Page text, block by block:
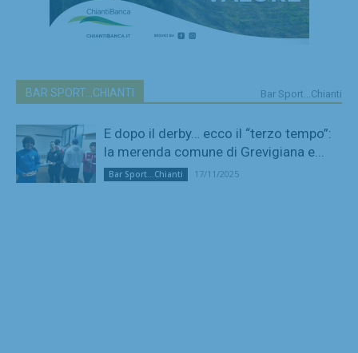
BAR SPORT...CHIANTI Bar Sport...Chianti
E dopo il derby… ecco il “terzo tempo”:
la merenda comune di Grevigiana e...
Bar Sport...Chianti 17/11/2025